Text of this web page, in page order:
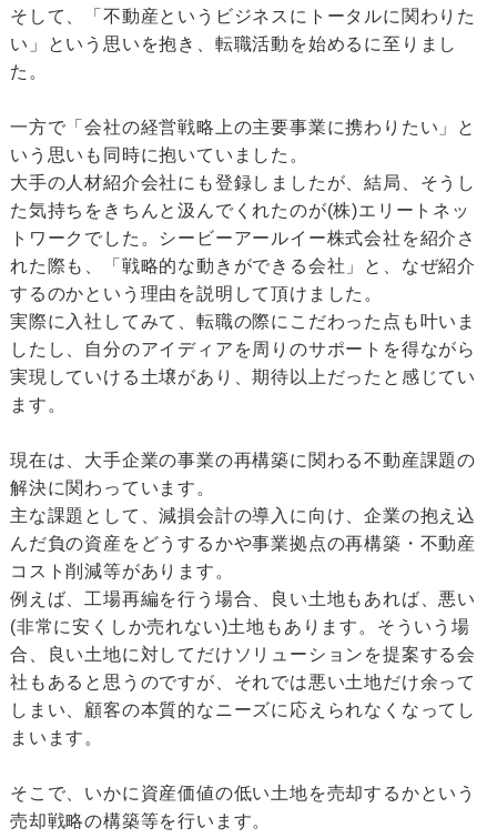
そして、「不動産というビジネスにトータルに関わりた
い」という思いを抱き、転職活動を始めるに至りまし
た。
一方で「会社の経営戦略上の主要事業に携わりたい」と
いう思いも同時に抱いていました。
大手の人材紹介会社にも登録しましたが、結局、そうし
た気持ちをきちんと汲んでくれたのが(株)エリートネッ
トワークでした。シービーアールイー株式会社を紹介さ
れた際も、「戦略的な動きができる会社」と、なぜ紹介
するのかという理由を説明して頂けました。
実際に入社してみて、転職の際にこだわった点も叶いま
したし、自分のアイディアを周りのサポートを得ながら
実現していける土壌があり、期待以上だったと感じてい
ます。
現在は、大手企業の事業の再構築に関わる不動産課題の
解決に関わっています。
主な課題として、減損会計の導入に向け、企業の抱え込
んだ負の資産をどうするかや事業拠点の再構築・不動産
コスト削減等があります。
例えば、工場再編を行う場合、良い土地もあれば、悪い
(非常に安くしか売れない)土地もあります。そういう場
合、良い土地に対してだけソリューションを提案する会
社もあると思うのですが、それでは悪い土地だけ余って
しまい、顧客の本質的なニーズに応えられなくなってし
まいます。
そこで、いかに資産価値の低い土地を売却するかという
売却戦略の構築等を行います。